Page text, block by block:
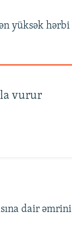
yüksək hərbi
vurur
dair əmrini